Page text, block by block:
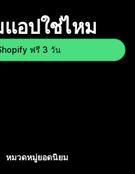
แอปใช่ไหม
ฟรี 3 วัน
หมวดหมู่ยอดนิยม